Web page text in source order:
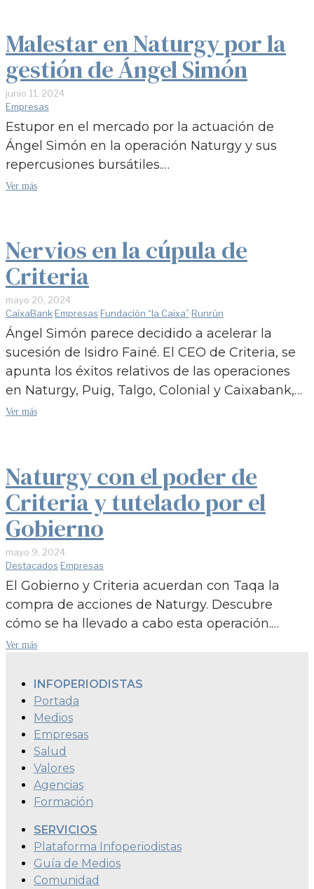
Malestar en Naturgy por la
gestión de Ángel Simón
junio 11, 2024
Empresas
Estupor en el mercado por la actuación de
Ángel Simón en la operación Naturgy y sus
repercusiones bursátiles.…
Ver más
Nervios en la cúpula de
Criteria
mayo 20, 2024
CaixaBank·Empresas·Fundación “la Caixa”·Runrún
Ángel Simón parece decidido a acelerar la
sucesión de Isidro Fainé. El CEO de Criteria, se
apunta los éxitos relativos de las operaciones
en Naturgy, Puig, Talgo, Colonial y Caixabank,…
Ver más
Naturgy con el poder de
Criteria y tutelado por el
Gobierno
mayo 9, 2024
Destacados·Empresas
El Gobierno y Criteria acuerdan con Taqa la
compra de acciones de Naturgy. Descubre
cómo se ha llevado a cabo esta operación.…
Ver más
INFOPERIODISTAS
Portada
Medios
Empresas
Salud
Valores
Agencias
Formación
SERVICIOS
Plataforma Infoperiodistas
Guía de Medios
Comunidad